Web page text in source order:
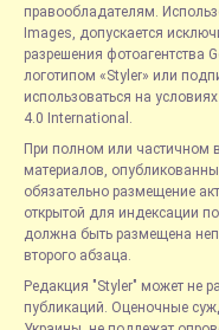
правообладателям.
Images, допускается
разрешения фотоагентства
логотипом «Styler» или
использоваться на
4.0 International.
При полном или частичном
материалов,
обязательно размещение
открытой для индексации
должна быть размещена
второго абзаца.
Редакция "Styler" может не
публикаций. Оценочные